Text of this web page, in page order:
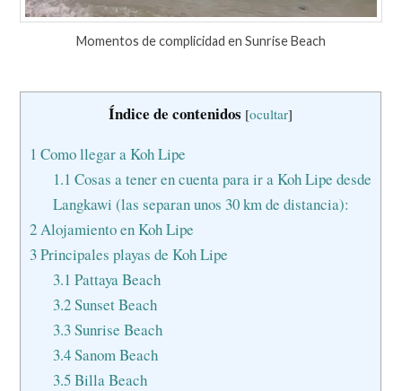
Momentos de complicidad en Sunrise Beach
Índice de contenidos [ocultar]
1 Como llegar a Koh Lipe
1.1 Cosas a tener en cuenta para ir a Koh Lipe desde
Langkawi (las separan unos 30 km de distancia):
2Alojamiento en Koh Lipe
3Principales playas de Koh Lipe
3.1 Pattaya Beach
3.2Sunset Beach
3.3Sunrise Beach
3.4Sanom Beach
3.5Billa Beach